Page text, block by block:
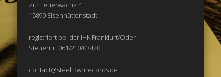
Zur Feuerwache 4
15890 Eisenhüttenstadt
registriert bei der IHK Frankfurt/Oder
Steuernr.:061/210/03420
contact@steeltownrecords.de